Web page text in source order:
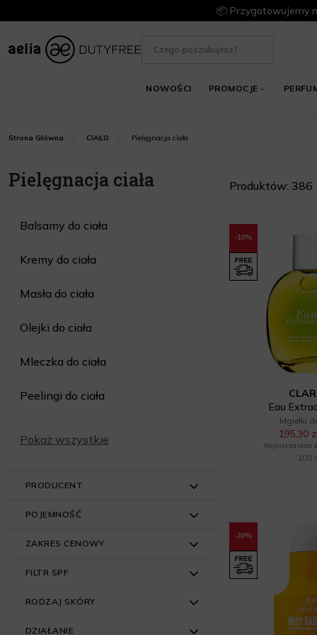
📦 Przygotowujemy
NOWOŚCI PROMOCJE
Strona Główna CIAŁO Pielęgnacja ciała
Pielęgnacja ciała
Balsamy do ciała
Kremy do ciała
Masła do ciała
Olejki do ciała
Mleczka do ciała
Peelingi do ciała
Pokaż wszystkie
PRODUCENT
AA (6)
Adequat (1)
Alkmie (4)
Bielenda (4)
Biotherm (5)
POJEMNOŚĆ
do 50 ml (35)
51 ml - 100 ml (85)
101 ml - 200 ml (134)
201 ml ≥ (1)
ZAKRES CENOWY
≤ 49 zł (3)
50 zł - 99 zł (1)
FILTR SPF
SPF 10 (1)
SPF 20 (1)
RODZAJ SKÓRY
DZIAŁANIE
Produktów: 386
-10%
Eau
Mgiełki
195,30
Najniższa cena z
100
-20%